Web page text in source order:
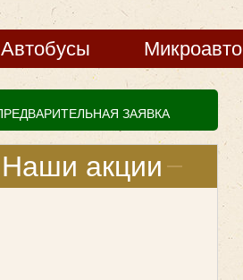
Автобусы
ЗАЯВКА
Наши акции